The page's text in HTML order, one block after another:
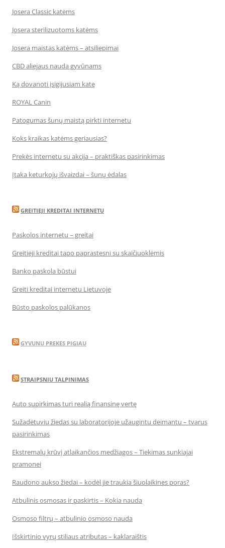
Josera Classic katėms
Josera sterilizuotoms katėms
Josera maistas katėms – atsiliepimai
CBD aliejaus nauda gyvūnams
Ką dovanoti įsigijusiam katę
ROYAL Canin
Patogumas šunų maistą pirkti internetu
Koks kraikas katėms geriausias?
Prekės internetu su akcija – praktiškas pasirinkimas
Įtaka keturkojų išvaizdai – šunų ėdalas
GREITIEJI KREDITAI INTERNETU
Paskolos internetu – greitai
Greitieji kreditai tapo paprastesni su skaičiuoklėmis
Banko paskola būstui
Greiti kreditai internetu Lietuvoje
Būsto paskolos palūkanos
GYVUNU PREKES PIGIAU
STRAIPSNIU TALPINIMAS
Auto supirkimas turi realią finansinę vertę
Sužadėtuvių žiedas su laboratorijoje užaugintu deimantu – tvarus
pasirinkimas
Ekstremalų krūvį atlaikančios medžiagos – Tiekimas sunkiajai
pramonei
Raudono aukso žiedai – kodėl jie traukia šiuolaikines poras?
Atbulinis osmosas ir paskirtis – Kokia nauda
Osmoso filtrų – atbulinio osmoso nauda
Išskirtinio vyrų stiliaus atributas – kaklaraištis